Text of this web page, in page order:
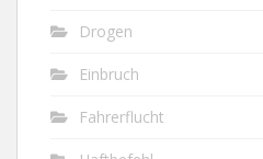
Drogen
Einbruch
Fahrerflucht